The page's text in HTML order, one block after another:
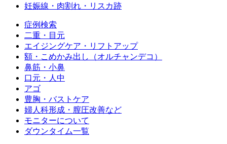
妊娠線・肉割れ・リスカ跡
症例検索
二重・目元
エイジングケア・リフトアップ
額・こめかみ出し（オルチャンデコ）
鼻筋・小鼻
口元・人中
アゴ
豊胸・バストケア
婦人科形成・膣圧改善など
モニターについて
ダウンタイム一覧